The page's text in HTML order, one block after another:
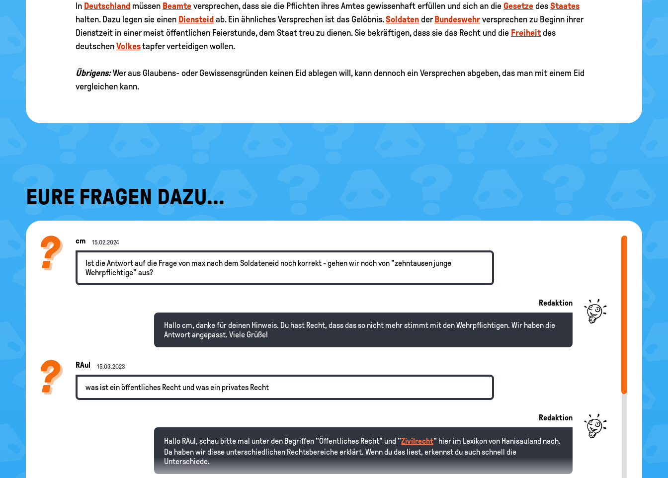
In Deutschland müssen Beamte versprechen, dass sie die Pflichten ihres Amtes gewissenhaft erfüllen und sich an die Gesetze des Staates
halten. Dazu legen sie einen Diensteid ab. Ein ähnliches Versprechen ist das Gelöbnis.Soldaten derBundeswehr versprechen zu Beginn ihrer
Dienstzeit in einer meist öffentlichen Feierstunde, dem Staat treu zu dienen. Sie bekräftigen, dass sie das Recht und die Freiheitdes
deutschen Volkestapfer verteidigen wollen.
Übrigens:Wer aus Glaubens- oder Gewissensgründen keinen Eid ablegen will, kann dennoch ein Versprechen abgeben, das man mit einem Eid
vergleichen kann.
EURE FRAGEN DAZU...
cm 15.02.2024
Ist die Antwort auf die Frage von max nach dem Soldateneid noch korrekt - gehen wir noch von "zehntausen junge
Wehrpflichtige" aus?
Redaktion
Hallo cm, danke für deinen Hinweis. Du hast Recht, dass das so nicht mehr stimmt mit den Wehrpflichtigen. Wir haben die
Antwort angepasst. Viele Grüße!
RAul 15.03.2023
was ist ein öffentliches Recht und was ein privates Recht
Redaktion
Hallo RAul, schau bitte mal unter den Begriffen "Öffentliches Recht" und "Zivilrecht" hier im Lexikon von Hanisauland nach.
Da haben wir diese unterschiedlichen Rechtsbereiche erklärt. Wenn du das liest, erkennst du auch schnell die
Unterschiede.